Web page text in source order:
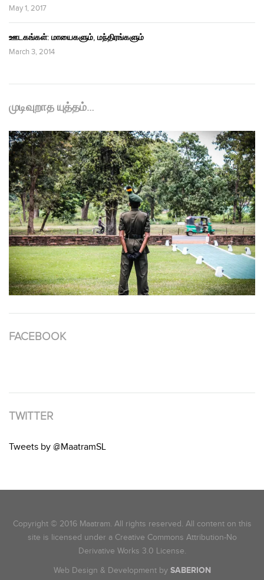
May 1, 2017
ஊடகங்கள்: மாயைகளும், மந்திரங்களும்
March 3, 2014
முடிவுறாத யுத்தம்…
FACEBOOK
TWITTER
Tweets by @MaatramSL
Copyright © 2016 Maatram. All rights reserved. All content on this
site is licensed under a Creative Commons Attribution-No
Derivative Works 3.0 License.
Web Design & Development by SABERION